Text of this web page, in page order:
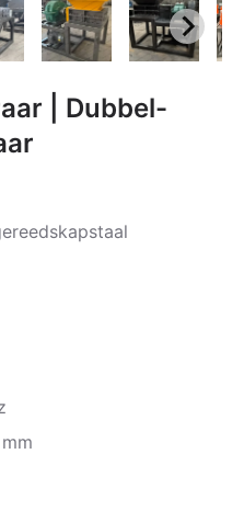
| Dubbel-